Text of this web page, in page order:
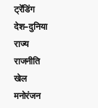
ट्रेंडिंग
देश-दुनिया
राज्य
राजनीति
खेल
मनोरंजन